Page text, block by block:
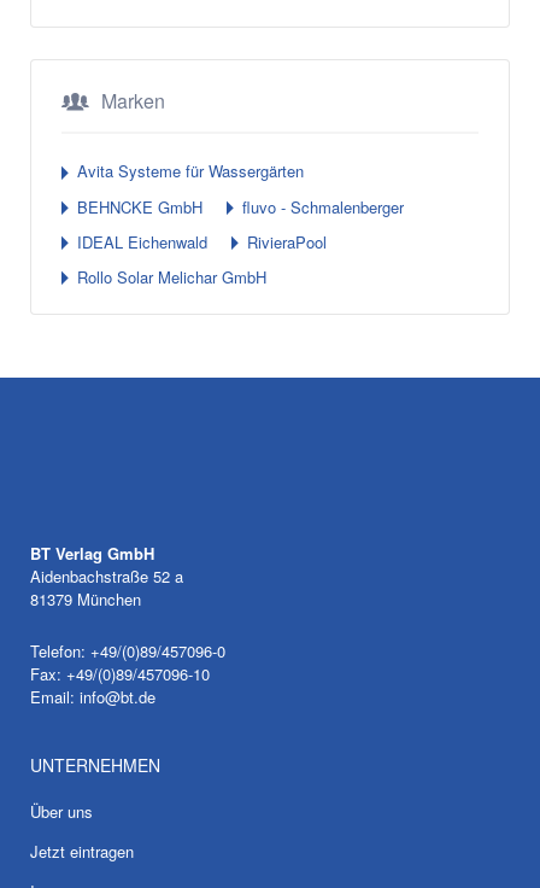
Marken
Avita Systeme für Wassergärten
BEHNCKE GmbH
fluvo - Schmalenberger
IDEAL Eichenwald
RivieraPool
Rollo Solar Melichar GmbH
BT Verlag GmbH
Aidenbachstraße 52 a
81379 München
Telefon: +49/(0)89/457096-0
Fax: +49/(0)89/457096-10
Email: info@bt.de
UNTERNEHMEN
Über uns
Jetzt eintragen